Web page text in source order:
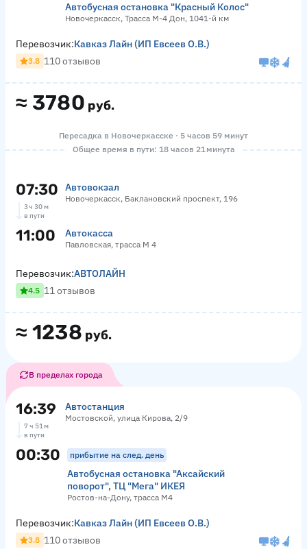
Автобусная остановка "Красный Колос"
Новочеркасск, Трасса М-4 Дон, 1041-й км
≈ 3780 руб.
Перевозчик:Кавказ Лайн (ИП Евсеев О.В.)
3.8 110 отзывов
Пересадка в Новочеркасске · 5 часов 59 минут
Общее время в пути: 18 часов 21 минута
07:30 Автовокзал
Новочеркасск, Баклановский проспект, 196
3 ч 30 м
в пути
11:00 Автокасса
Павловская, трасса М 4
≈ 1238 руб.
Перевозчик:АВТОЛАЙН
4.5 11 отзывов
В пределах города
16:39 Автостанция
Мостовской, улица Кирова, 2/9
7 ч 51 м
в пути
00:30 прибытие на след. день
Автобусная остановка "Аксайский
поворот", ТЦ "Мега" ИКЕЯ
Ростов-на-Дону, трасса М4
Перевозчик:Кавказ Лайн (ИП Евсеев О.В.)
3.8 110 отзывов